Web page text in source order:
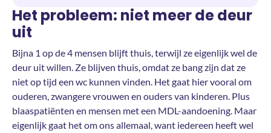
Het probleem: niet meer de deur
uit
Bijna 1 op de 4 mensen blijft thuis, terwijl ze eigenlijk wel de
deur uit willen. Ze blijven thuis, omdat ze bang zijn dat ze
niet op tijd een wc kunnen vinden. Het gaat hier vooral om
ouderen, zwangere vrouwen en ouders van kinderen. Plus
blaaspatiënten en mensen met een MDL-aandoening. Maar
eigenlijk gaat het om ons allemaal, want iedereen heeft wel